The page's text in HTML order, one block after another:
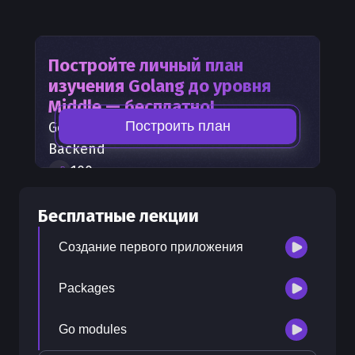
Постройте личный план
изучения Golangдо уровня
Middle — бесплатно!
Golang
— часть карты развития
Backend
100+шагов развития
300 бонусных рублей
Построить план
Бесплатные лекции
Создание первого приложения
Packages
Go modules